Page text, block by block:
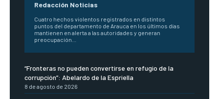
Redacción Noticias
Cuatro hechos violentos registrados en distintos
puntos del departamento de Arauca en los últimos días
mantienen en alerta a las autoridades y generan
preocupación...
“Fronteras no pueden convertirse en refugio de la
corrupción”: Abelardo de la Espriella
8 de agosto de 2026